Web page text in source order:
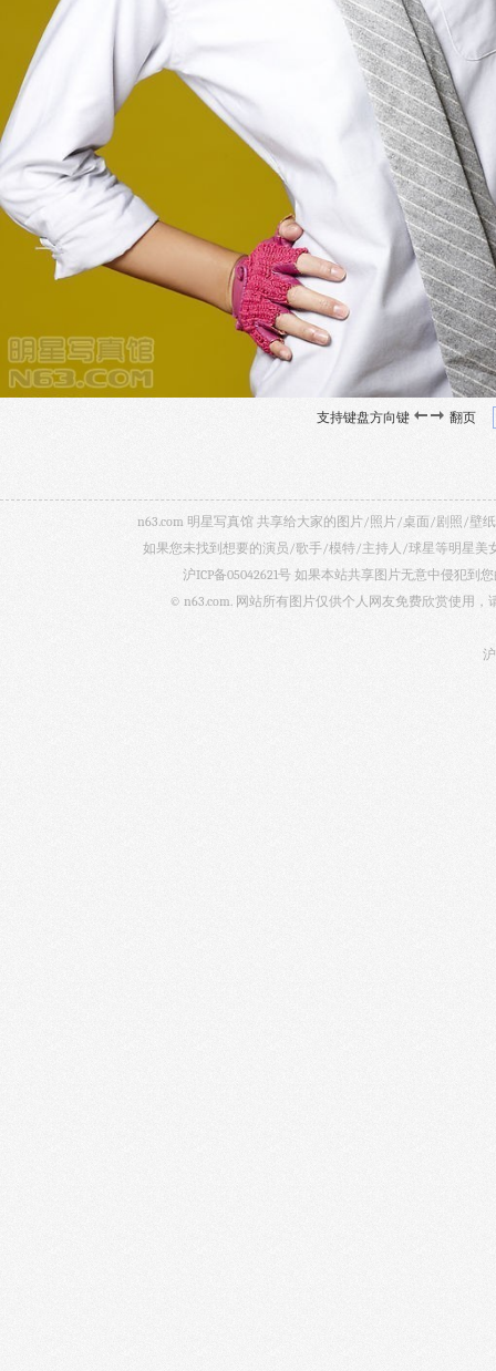
支持键盘方向键 翻页
n63.com 明星写真馆 共享给大家的图片/照片/桌面/剧照/壁
如果您未找到想要的演员/歌手/模特/主持人/球星等明星美
沪ICP备05042621号 如果本站共享图片无意中侵犯到
© n63.com. 网站所有图片仅供个人网友免费欣赏使用